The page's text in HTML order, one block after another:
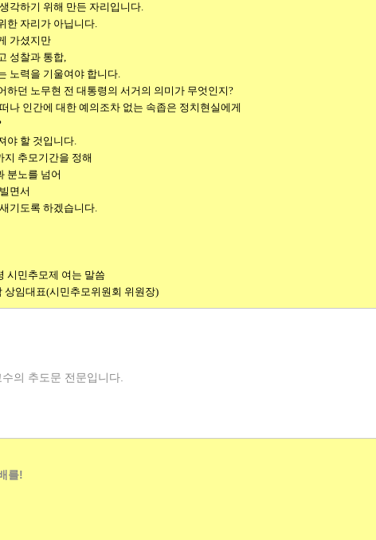
각하기 위해 만든 자리입니다.
한 자리가 아닙니다.
가셨지만
성찰과 통합,
노력을 기울여야 합니다.
하던 노무현 전 대통령의 서거의 의미가 무엇인지?
나 인간에 대한 예의조차 없는 속좁은 정치현실에게
야 할 것입니다.
추모기간을 정해
분노를 넘어
면서
기도록 하겠습니다.
시민추모제 여는 말씀
상임대표(시민추모위원회 위원장)
수의 추도문 전문입니다.
를!